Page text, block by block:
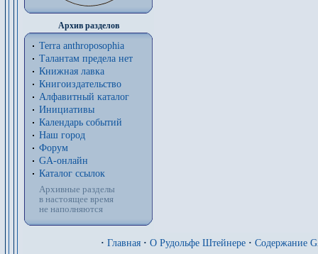
Архив разделов
Terra anthroposophia
Талантам предела нет
Книжная лавка
Книгоиздательство
Алфавитный каталог
Инициативы
Календарь событий
Наш город
Форум
GA-онлайн
Каталог ссылок
Архивные разделы
в настоящее время
не наполняются
· Главная · О Рудольфе Штейнере · Содержание